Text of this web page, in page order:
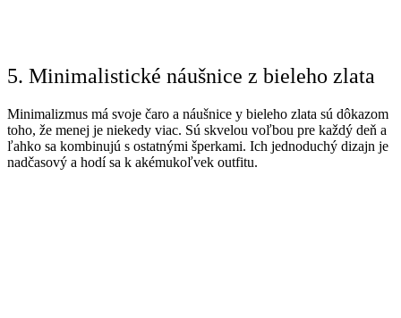
5. Minimalistické náušnice z bieleho zlata
Minimalizmus má svoje čaro a náušnice y bieleho zlata sú dôkazom
toho, že menej je niekedy viac. Sú skvelou voľbou pre každý deň a
ľahko sa kombinujú s ostatnými šperkami. Ich jednoduchý dizajn je
nadčasový a hodí sa k akémukoľvek outfitu.